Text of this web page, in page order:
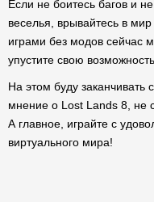
Если не боитесь багов и
веселья, врывайтесь в
играми без модов сейчас
упустите свою
На этом буду заканчивать
мнение о Lost Lands 8, не
А главное, играйте с
виртуального мира!